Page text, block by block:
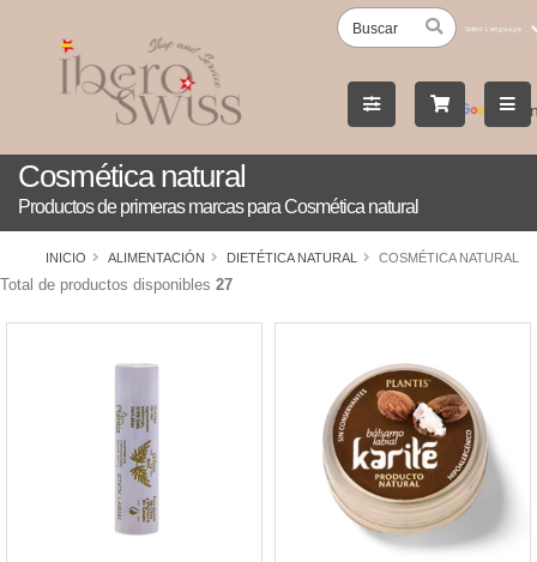
by
Cosmética natural
Productos de primeras marcas para Cosmética natural
INICIO ALIMENTACIÓN DIETÉTICA NATURAL COSMÉTICA NATURAL
Total de productos disponibles 27